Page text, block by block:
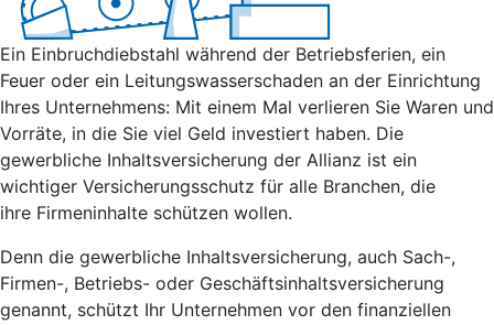
Ein Einbruch­diebstahl während der Betriebs­ferien, ein
Feuer oder ein Leitungs­wasserschaden an der Einrichtung
Ihres Unternehmens: Mit einem Mal verlieren Sie Waren und
Vorräte, in die Sie viel Geld investiert haben. Die
gewerbliche Inhalts­versicherung der Allianz ist ein
wichtiger Versicherungsschutz für alle Branchen, die
ihre Firmeninhalte schützen wollen.
Denn die gewerbliche Inhalts­versicherung, auch Sach-,
Firmen-, Betriebs- oder Geschäfts­inhalts­versicherung
genannt, schützt Ihr Unternehmen vor den finanziellen